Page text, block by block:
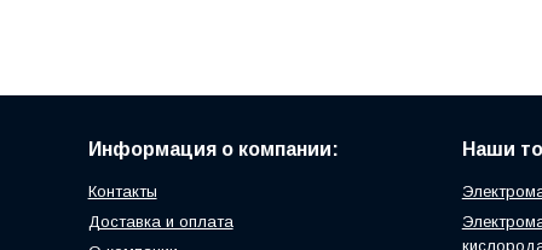
Информация о компании:
Контакты
Доставка и оплата
Наши